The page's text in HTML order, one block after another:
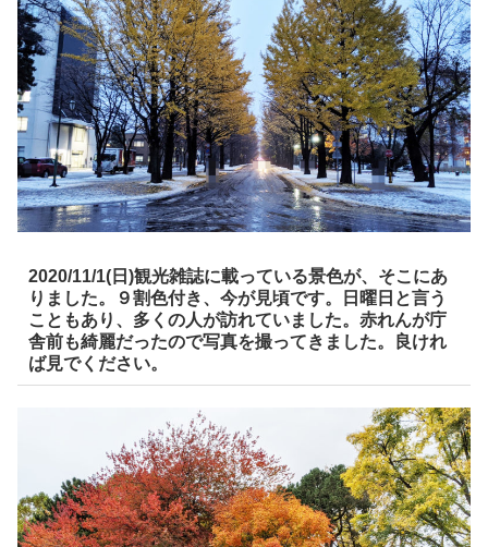
2020/11/1(日)観光雑誌に載っている景色が、そこにあ
りました。９割色付き、今が見頃です。日曜日と言う
こともあり、多くの人が訪れていました。赤れんが庁
舎前も綺麗だったので写真を撮ってきました。良けれ
ば見でください。